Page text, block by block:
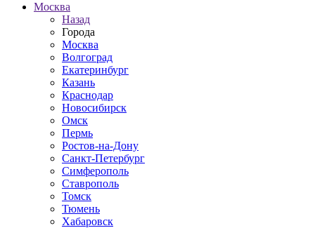
Москва
Назад
Города
Москва
Волгоград
Екатеринбург
Казань
Краснодар
Новосибирск
Омск
Пермь
Ростов-на-Дону
Санкт-Петербург
Симферополь
Ставрополь
Томск
Тюмень
Хабаровск